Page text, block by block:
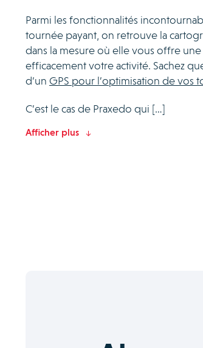
Parmi les fonctionnalités
tournée payant, on retrouve la
dans la mesure où elle vous offre
efficacement votre activité. Sachez
d’un GPS pour l’optimisation de vos
C’est le cas de Praxedo qui […]
Afficher plus